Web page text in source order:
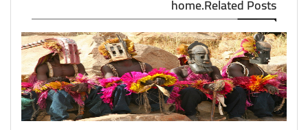
home.Related Posts